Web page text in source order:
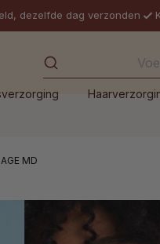
dezelfde dag verzonden
MD